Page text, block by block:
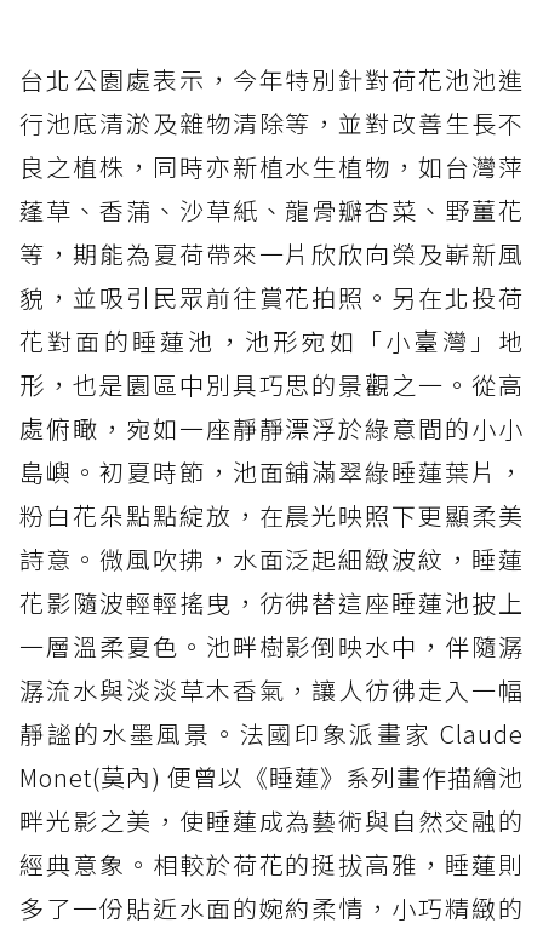
台北公園處表示，今年特別針對荷花池池進
行池底清淤及雜物清除等，並對改善生長不
良之植株，同時亦新植水生植物，如台灣萍
蓬草、香蒲、沙草紙、龍骨瓣杏菜、野薑花
等，期能為夏荷帶來一片欣欣向榮及嶄新風
貌，並吸引民眾前往賞花拍照。另在北投荷
花對面的睡蓮池，池形宛如「小臺灣」地
形，也是園區中別具巧思的景觀之一。從高
處俯瞰，宛如一座靜靜漂浮於綠意間的小小
島嶼。初夏時節，池面鋪滿翠綠睡蓮葉片，
粉白花朵點點綻放，在晨光映照下更顯柔美
詩意。微風吹拂，水面泛起細緻波紋，睡蓮
花影隨波輕輕搖曳，彷彿替這座睡蓮池披上
一層溫柔夏色。池畔樹影倒映水中，伴隨潺
潺流水與淡淡草木香氣，讓人彷彿走入一幅
靜謐的水墨風景。法國印象派畫家 Claude
Monet(莫內) 便曾以《睡蓮》系列畫作描繪池
畔光影之美，使睡蓮成為藝術與自然交融的
經典意象。相較於荷花的挺拔高雅，睡蓮則
多了一份貼近水面的婉約柔情，小巧精緻的